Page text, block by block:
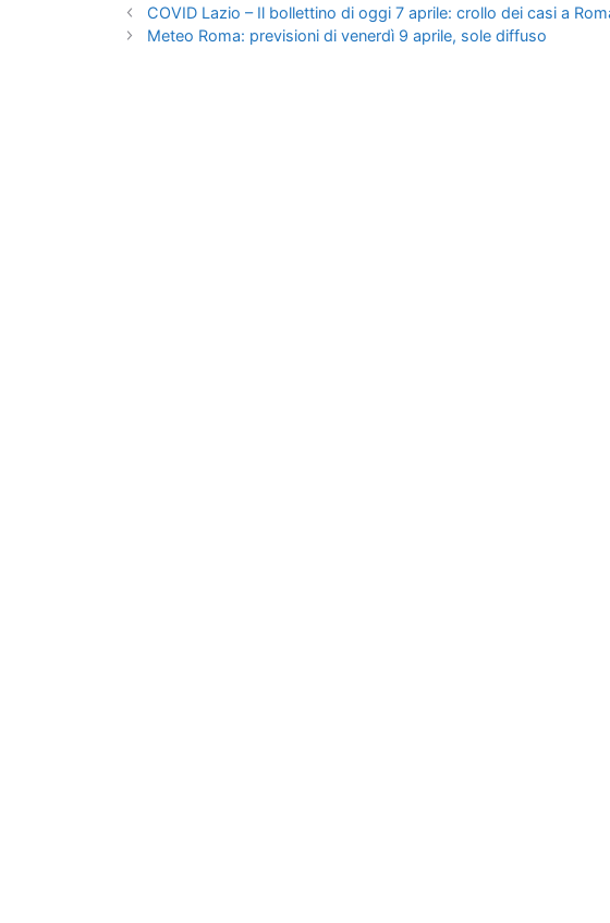
COVID Lazio – Il bollettino di oggi 7 aprile: crollo dei casi a
Meteo Roma: previsioni di venerdì 9 aprile, sole diffuso